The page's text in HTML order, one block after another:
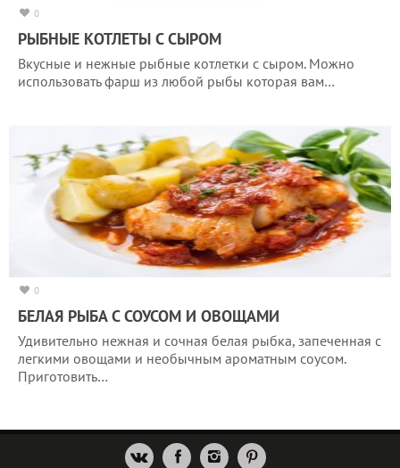
0
РЫБНЫЕ КОТЛЕТЫ С СЫРОМ
Вкусные и нежные рыбные котлетки с сыром. Можно
использовать фарш из любой рыбы которая вам…
0
БЕЛАЯ РЫБА С СОУСОМ И ОВОЩАМИ
Удивительно нежная и сочная белая рыбка, запеченная с
легкими овощами и необычным ароматным соусом.
Приготовить…